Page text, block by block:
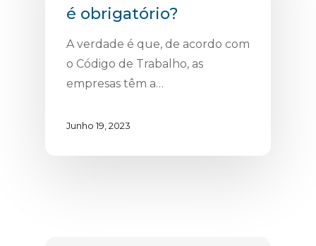
é obrigatório?
A verdade é que, de acordo com
o Código de Trabalho, as
empresas têm a…
Junho 19, 2023